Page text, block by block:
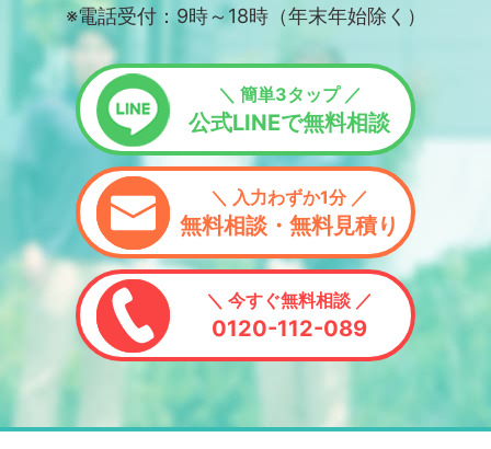
※電話受付：9時～18時（年末年始除く）
＼ 簡単3タップ ／
公式LINEで無料相談
＼ 入力わずか1分 ／
無料相談・無料見積り
＼ 今すぐ無料相談 ／
0120-112-089